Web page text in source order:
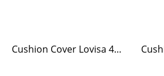
Cushion Cover Lovisa 40 x 60 Green/White